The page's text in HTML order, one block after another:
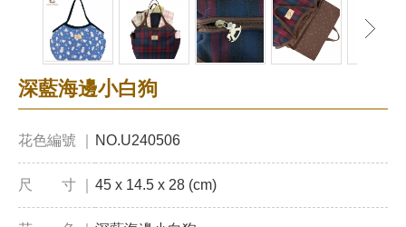
深藍海邊小白狗
花色編號 ｜ NO.U240506
尺 寸 ｜ 45 x 14.5 x 28 (cm)